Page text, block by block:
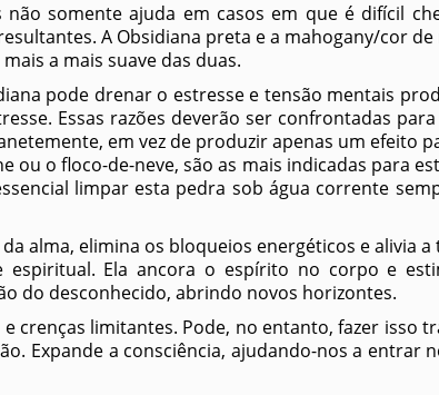
somente ajuda em casos em que é difícil
A Obsidiana preta e a mahogany/cor de
a mais suave das duas.
pode drenar o estresse e tensão mentais
Essas razões deverão ser confrontadas
em vez de produzir apenas um efeito
ou o floco-de-neve, são as mais indicadas para
limpar esta pedra sob água corrente
alma, elimina os bloqueios energéticos e alivia a
espiritual. Ela ancora o espírito no corpo e
do desconhecido, abrindo novos horizontes.
crenças limitantes. Pode, no entanto, fazer isso
Expande a consciência, ajudando-nos a entrar